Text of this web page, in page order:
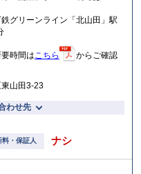
グリーンライン「北山田」駅
時間は こちら
からご確認
山田3-23
わせ先
・保証人 ナシ